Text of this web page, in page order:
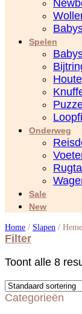
Spelen
Onderweg
Sale
New
Home / Slapen /
Filter
Toont alle 8
Categorieën